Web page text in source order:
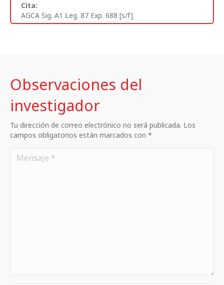
Cita:
AGCA Sig. A1 Leg. 87 Exp. 688 [s/f]
Observaciones del
investigador
Tu dirección de correo electrónico no será publicada. Los
campos obligatorios están marcados con *